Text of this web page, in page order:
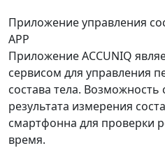
Приложение управления
APP
Приложение ACCUNIQ
сервисом для управления
состава тела. Возможность
результата измерения
смартфонна для проверки
время.